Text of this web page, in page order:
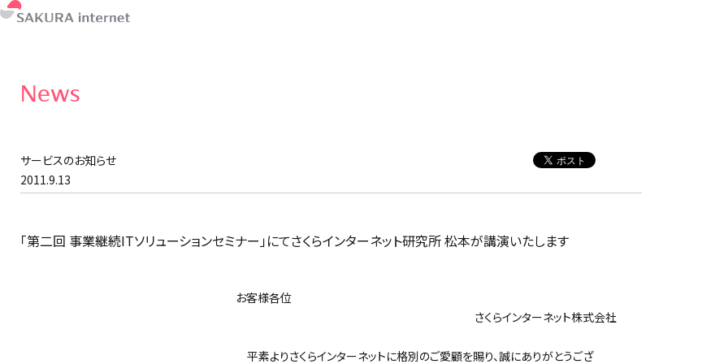
News
サービスのお知らせ
2011.9.13
「第二回 事業継続ITソリューションセミナー」にてさくらインターネット研究所 松本が講演いたします
お客様各位
さくらインターネット株式会社
平素よりさくらインターネットに格別のご愛顧を賜り、誠にありがとうござ